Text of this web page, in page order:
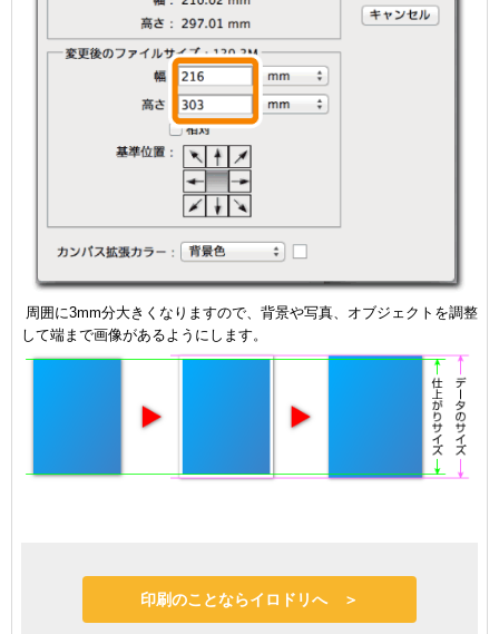
周囲に3mm分大きくなりますので、背景や写真、オブジェクトを調整
して端まで画像があるようにします。
印刷のことならイロドリへ ＞